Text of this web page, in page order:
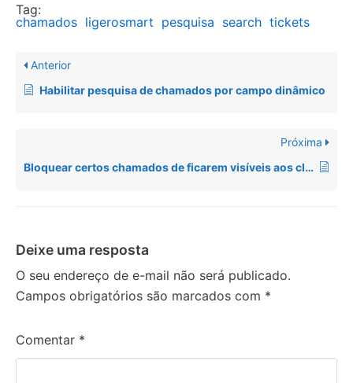
Tag:
chamados ligerosmart pesquisa search tickets
Anterior
Habilitar pesquisa de chamados por campo dinâmico
Próxima
Bloquear certos chamados de ficarem visíveis aos clientes
Deixe uma resposta
O seu endereço de e-mail não será publicado.
Campos obrigatórios são marcados com *
Comentar *